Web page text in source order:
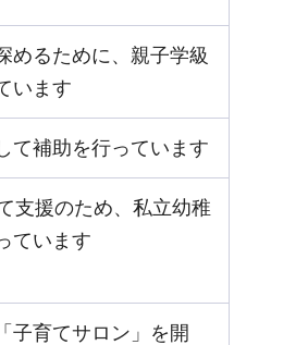
めるために、親子学級
います
て補助を行っています
支援のため、私立幼稚
ています
子育てサロン」を開